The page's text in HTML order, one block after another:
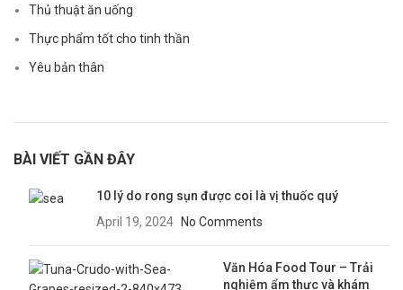
Thủ thuật ăn uống
Thực phẩm tốt cho tinh thần
Yêu bản thân
BÀI VIẾT GẦN ĐÂY
10 lý do rong sụn được coi là vị thuốc quý
April 19, 2024 No Comments
Văn Hóa Food Tour – Trải
nghiệm ẩm thực và khám